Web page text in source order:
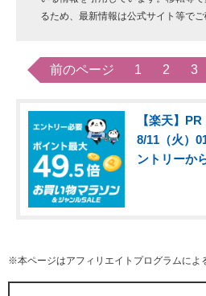
るため、最新情報は公式サイト等でご
前のページ 1 2 3
【楽天】
8/11（火）
ントリーか
※本ページはアフィリエイトプログラムによ